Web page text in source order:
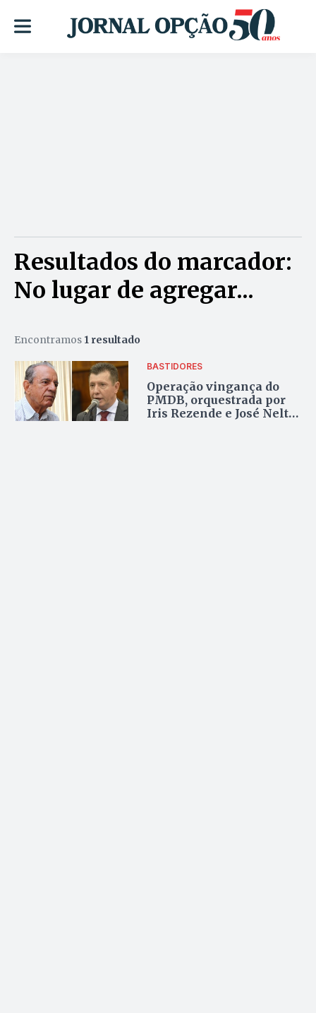
Resultados do marcador:
No lugar de agregar...
Encontramos 1 resultado
BASTIDORES
Operação vingança do
PMDB, orquestrada por
Iris Rezende e José Nelto,